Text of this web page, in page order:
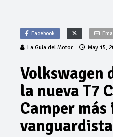
Facebook
La Guía del Motor May 15,
Volkswagen
la nueva T7
Camper
vanguardista